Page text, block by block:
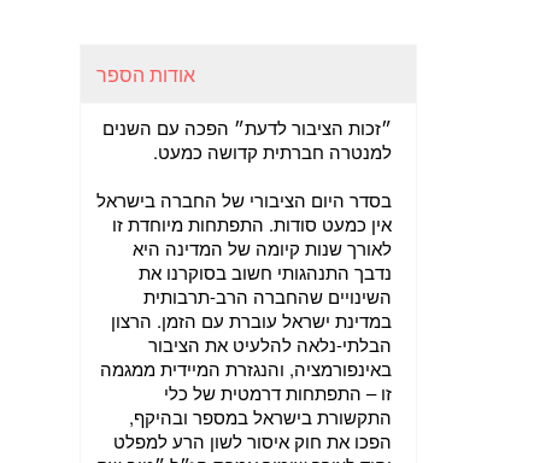
אודות הספר
״זכות הציבור לדעת״ הפכה עם השנים
למנטרה חברתית קדושה כמעט.
בסדר היום הציבורי של החברה בישראל
אין כמעט סודות. התפתחות מיוחדת זו
לאורך שנות קיומה של המדינה היא
נדבך התנהגותי חשוב בסוקרנו את
השינויים שהחברה הרב-תרבותית
במדינת ישראל עוברת עם הזמן. הרצון
הבלתי-נלאה להלעיט את הציבור
באינפורמציה, והנגזרת המיידית ממגמה
זו – התפתחות דרמטית של כלי
התקשורת בישראל במספר ובהיקף,
הפכו את חוק איסור לשון הרע למפלט